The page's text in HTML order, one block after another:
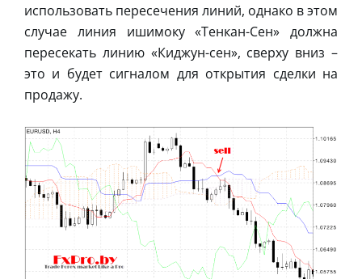
использовать пересечения линий, однако в этом
случае линия ишимоку «Тенкан-Сен» должна
пересекать линию «Киджун-сен», сверху вниз –
это и будет сигналом для открытия сделки на
продажу.